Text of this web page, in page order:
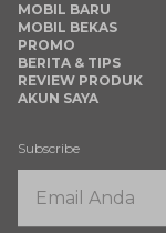
MOBIL BARU
MOBIL BEKAS
PROMO
BERITA & TIPS
REVIEW PRODUK
AKUN SAYA
Subscribe